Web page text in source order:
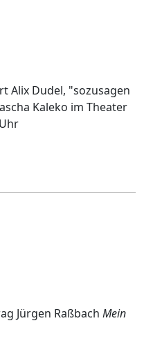
Alix Dudel, "sozusagen
Kaleko im Theater
Jürgen Raßbach Mein